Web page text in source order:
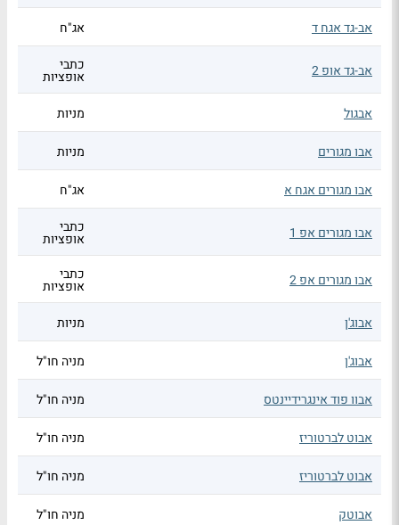
אב-גד אגח ד אג"ח
אב-גד אופ 2 כתבי
אופציות
אבגול
מניות
אבו מגורים מניות
אבו מגורים אגח א אג"ח
אבו מגורים אפ 1 כתבי
אופציות
אבו מגורים אפ 2 כתבי
אופציות
אבוג'ן
מניות
אבוג'ן מניה חו"ל
אבוו פוד אינגרידיינטס מניה חו"ל
אבוט לברטוריז מניה חו"ל
אבוט לברטוריז מניה חו"ל
אבוטק מניה חו"ל